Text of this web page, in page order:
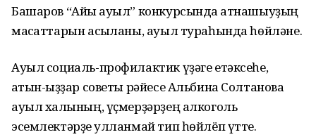
Башаров “Айыҡ ауыл” конкурсында ҡатнашыуҙың
маҡсаттарын асыҡланы, ауыл тураһында һөйләне.
Ауыл социаль-профилактик үҙәге етәксеһе,
ҡатын-ҡыҙҙар советы рәйесе Альбина Солтанова
ауыл халҡының, үҫмерҙәрҙең алкоголь
эсемлектәрҙе ҡулланмай тип һөйлёп үтте.